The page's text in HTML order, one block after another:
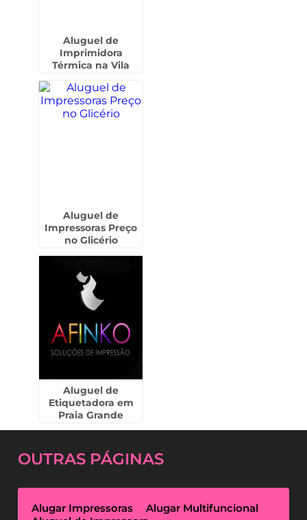
Aluguel de
Imprimidora
Térmica na Vila
Aluguel de
Impressoras Preço
no Glicério
Aluguel de
Etiquetadora em
Praia Grande
OUTRAS PÁGINAS
Alugar Impressoras
Alugar Multifuncional